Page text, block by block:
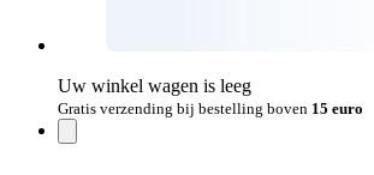
Uw winkel wagen is leeg
Gratis verzending bij bestelling boven 15 euro